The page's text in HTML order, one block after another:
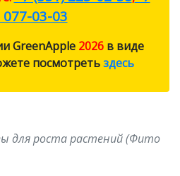
САДОВЫЕ ИНСТРУМЕНТЫ
СИСТЕМЫ ПОЛИВА
СИСТЕМЫ ПОЛИВА ECO
ЛАМПЫ
077-03-03
GreenApple 2026в виде
посмотретьздесь
для роста растений (Фито